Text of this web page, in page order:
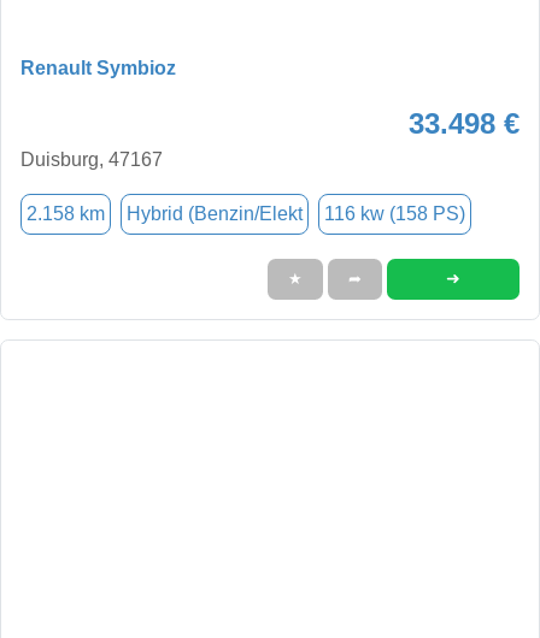
Renault Symbioz
33.498 €
Duisburg, 47167
2.158 km Hybrid (Benzin/Elekt 116 kw (158 PS)
★ ➦ ➜